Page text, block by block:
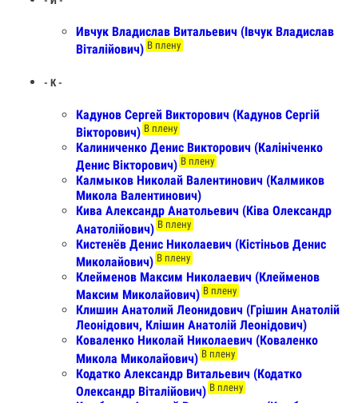
Ивчук Владислав Витальевич (Івчук Владислав
Віталійович) В плену
- К -
Кадунов Сергей Викторович (Кадунов Сергій
Вікторович) В плену
Калиниченко Денис Викторович (Калініченко
Денис Вікторович) В плену
Калмыков Николай Валентинович (Калмиков
Микола Валентинович)
Кива Александр Анатольевич (Ківа Олександр
Анатолійович) В плену
Кистенёв Денис Николаевич (Кістіньов Денис
Миколайович) В плену
Клейменов Максим Николаевич (Клейменов
Максим Миколайович) В плену
Клишин Анатолий Леонидович (Грішин Анатолій
Леонідович, Клішин Анатолій Леонідович)
Коваленко Николай Николаевич (Коваленко
Микола Миколайович) В плену
Кодатко Александр Витальевич (Кодатко
Олександр Віталійович) В плену